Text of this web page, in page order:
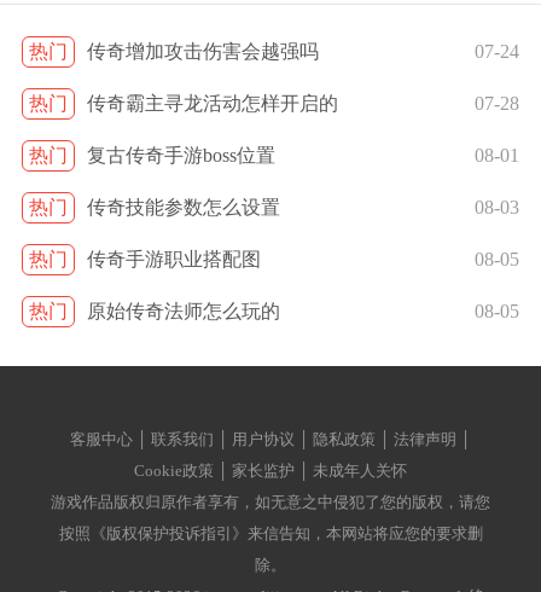
热门 传奇增加攻击伤害会越强吗 07-24
热门 传奇霸主寻龙活动怎样开启的 07-28
热门 复古传奇手游boss位置 08-01
热门 传奇技能参数怎么设置 08-03
热门 传奇手游职业搭配图 08-05
热门 原始传奇法师怎么玩的 08-05
客服中心 │ 联系我们 │ 用户协议 │ 隐私政策 │ 法律声明 │
Cookie政策 │ 家长监护 │ 未成年人关怀
游戏作品版权归原作者享有，如无意之中侵犯了您的版权，请您
按照《版权保护投诉指引》来信告知，本网站将应您的要求删
除。